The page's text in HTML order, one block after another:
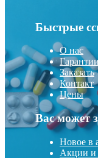
Быстрые
О нас
Заказать
Контакт
Цены
Вас может
Новое в
Акции и